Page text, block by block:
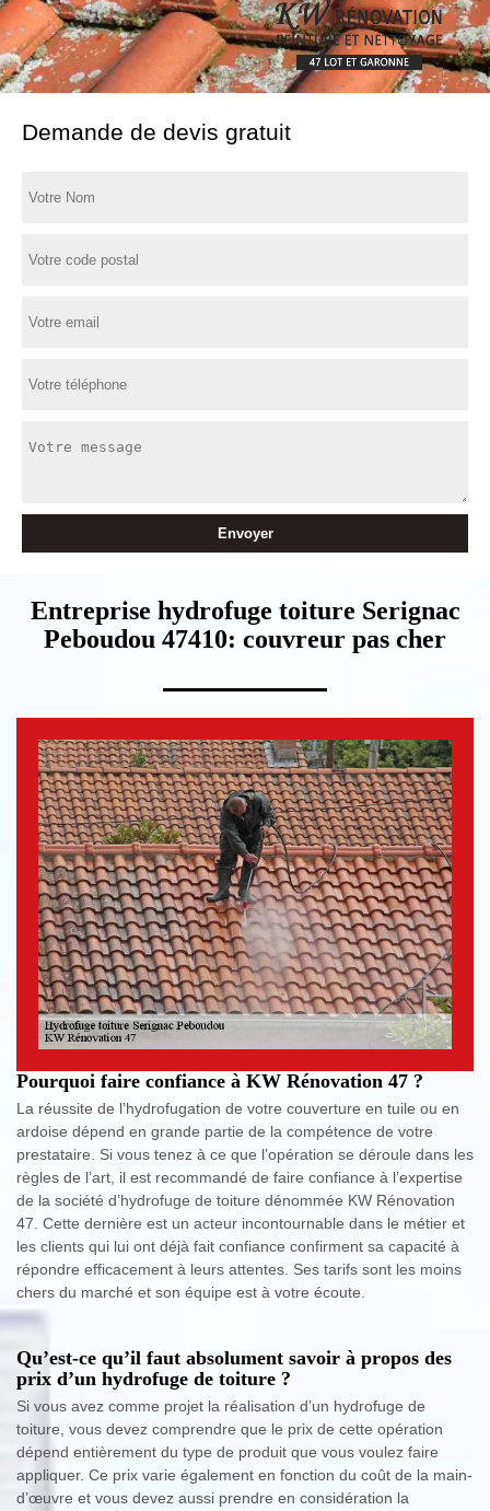
Demande de devis gratuit
Entreprise hydrofuge toiture Serignac
Peboudou 47410: couvreur pas cher
Pourquoi faire confiance à KW Rénovation 47 ?
La réussite de l’hydrofugation de votre couverture en tuile ou en
ardoise dépend en grande partie de la compétence de votre
prestataire. Si vous tenez à ce que l’opération se déroule dans les
règles de l’art, il est recommandé de faire confiance à l’expertise
de la société d’hydrofuge de toiture dénommée KW Rénovation
47. Cette dernière est un acteur incontournable dans le métier et
les clients qui lui ont déjà fait confiance confirment sa capacité à
répondre efficacement à leurs attentes. Ses tarifs sont les moins
chers du marché et son équipe est à votre écoute.
Qu’est-ce qu’il faut absolument savoir à propos des
prix d’un hydrofuge de toiture ?
Si vous avez comme projet la réalisation d’un hydrofuge de
toiture, vous devez comprendre que le prix de cette opération
dépend entièrement du type de produit que vous voulez faire
appliquer. Ce prix varie également en fonction du coût de la main-
d’œuvre et vous devez aussi prendre en considération la